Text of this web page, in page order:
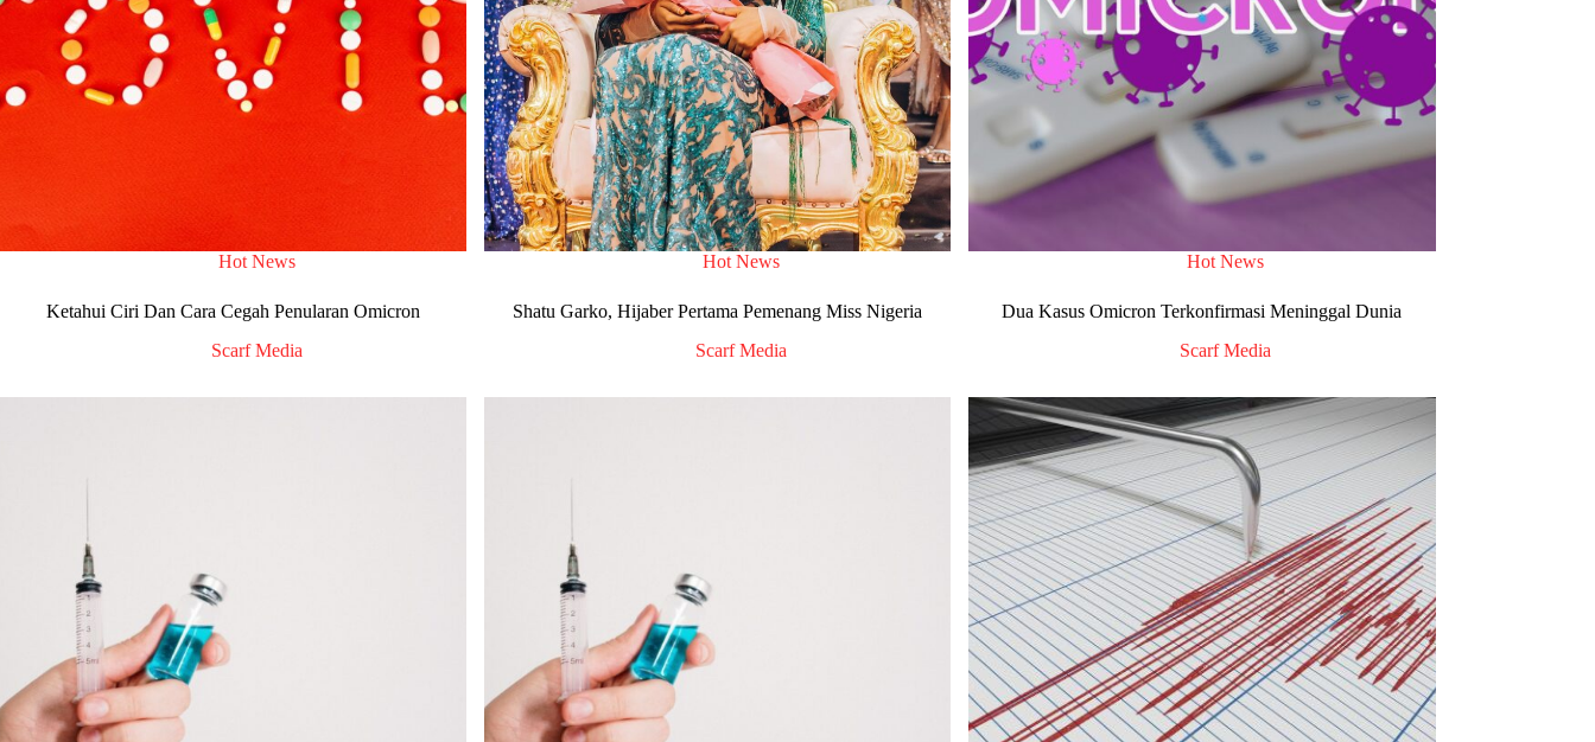
Hot News
Ketahui Ciri Dan Cara Cegah Penularan Omicron
Scarf Media
Hot News
Shatu Garko, Hijaber Pertama Pemenang Miss Nigeria
Scarf Media
Hot News
Dua Kasus Omicron Terkonfirmasi Meninggal Dunia
Scarf Media